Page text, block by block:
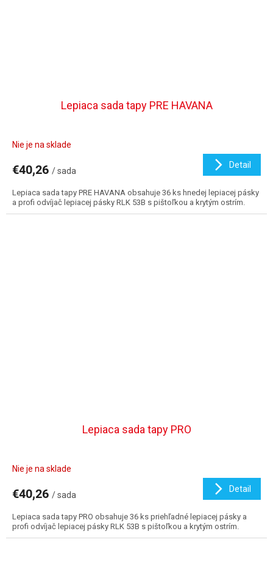
Lepiaca sada tapy PRE HAVANA
Nie je na sklade
€40,26 / sada
Detail
Lepiaca sada tapy PRE HAVANA obsahuje 36 ks hnedej lepiacej pásky
a profi odvíjač lepiacej pásky RLK 53B s pištoľkou a krytým ostrím.
Lepiaca sada tapy PRO
Nie je na sklade
€40,26 / sada
Detail
Lepiaca sada tapy PRO obsahuje 36 ks priehľadné lepiacej pásky a
profi odvíjač lepiacej pásky RLK 53B s pištoľkou a krytým ostrím.